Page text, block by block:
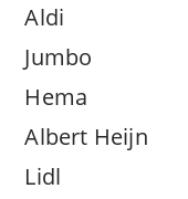
Aldi
Jumbo
Hema
Albert Heijn
Lidl